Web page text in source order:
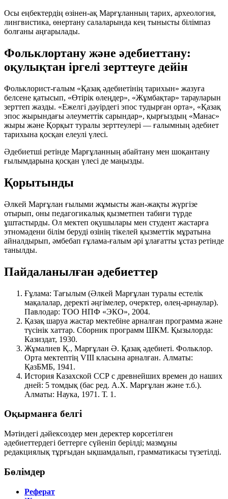
Осы еңбектердің өзінен-ақ Марғұланның тарих, археология,
лингвистика, өнертану салаларында кең тынысты білімпаз
болғаны аңғарылады.
Фольклортану және әдебиеттану:
оқулықтан іргелі зерттеуге дейін
Фольклорист-ғалым «Қазақ әдебиетінің тарихын» жазуға
белсене қатысып, «Өтірік өлеңдер», «Жұмбақтар» тарауларын
зерттеп жазды. «Ежелгі дәуірдегі эпос тудырған орта», «Қазақ
эпос жырындағы әлеуметтік сарындар», қырғыздың «Манас»
жыры және Қорқыт туралы зерттеулері — ғалымның әдебиет
тарихына қосқан елеулі үлесі.
Әдебиетші ретінде Марғұланның абайтану мен шоқантану
ғылымдарына қосқан үлесі де маңызды.
Қорытынды
Әлкей Марғұлан ғылыми жұмысты жан-жақты жүргізе
отырып, оны педагогикалық қызметпен табиғи түрде
ұштастырды. Ол мектеп оқушылары мен студент жастарға
этномәдени білім беруді өзінің тікелей қызметтік мұратына
айналдырып, әмбебап ғұлама-ғалым әрі ұлағатты ұстаз ретінде
танылды.
Пайдаланылған әдебиеттер
Ғұлама: Тағылым (Әлкей Марғұлан туралы естелік
мақалалар, деректі әңгімелер, очерктер, өлең-арнаулар).
Павлодар: ТОО НПФ «ЭКО», 2004.
Қазақ шаруа жастар мектебіне арналған программа және
түсінік хаттар. Сборник программ ШКМ. Қызылорда:
Казиздат, 1930.
Жұмалиев Қ., Марғұлан Ә. Қазақ әдебиеті. Фольклор.
Орта мектептің VIII класына арналған. Алматы:
ҚазБМБ, 1941.
История Казахской ССР с древнейших времен до наших
дней: 5 томдық (бас ред. А.Х. Марғұлан және т.б.).
Алматы: Наука, 1971. Т. 1.
Оқырманға белгі
Мәтіндегі дәйексөздер мен деректер көрсетілген
әдебиеттердегі беттерге сүйеніп берілді; мазмұны
редакциялық тұрғыдан ықшамдалып, грамматикасы түзетілді.
Бөлімдер
Реферат